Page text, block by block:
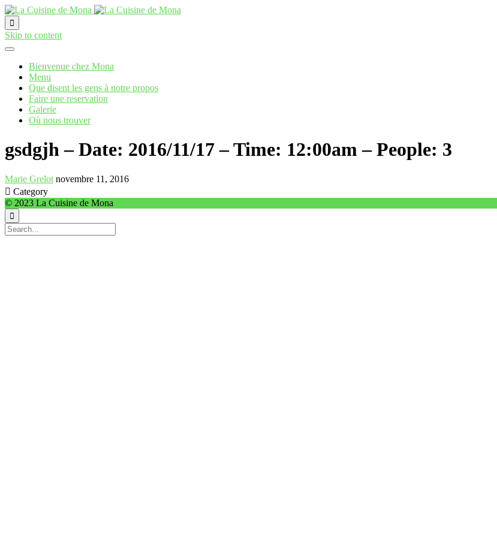

Skip to content
Bienvenue chez Mona
Menu
Que disent les gens à notre propos
Faire une reservation
Galerie
Où nous trouver
gsdgjh – Date: 2016/11/17 – Time: 12:00am – People: 3
Marie Grelot novembre 11, 2016
 Category
© 2023 La Cuisine de Mona
